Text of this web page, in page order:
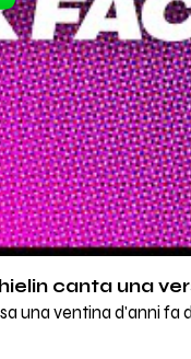
canta una
una ventina d'anni fa